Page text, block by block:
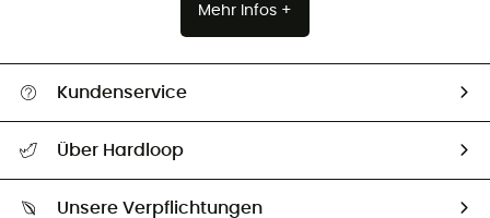
Mehr Infos +
Kundenservice
Größentabelle
Über Hardloop
Unsere Verpflichtungen